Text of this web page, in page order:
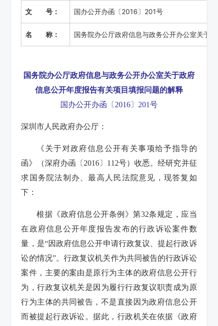
文 号： 国办公开办函〔2016〕201号
名 称： 国务院办公厅政府信息与政务公开办公室关于
国务院办公厅政府信息与政务公开办公室关于政府
信息公开年度报告有关项目填报问题的解释
国办公开办函〔2016〕201号
深圳市人民政府办公厅：
《关于对政府信息公开有关事项给予指导的
函》（深府办函〔2016〕112号）收悉。经研究并征
求国务院法制办、最高人民法院意见，现答复如
下：
根据《政府信息公开条例》第32条规定，应当
在政府信息公开年度报告发布的行政诉讼案件数
量，是“因政府信息公开申请行政复议、提起行政诉
讼的情况”。行政复议机关作为共同被告的行政诉讼
案件，主要的案由是原行为主体的政府信息公开行
为，行政复议机关是因为履行行政复议职责成为原
行为主体的共同被告，不是直接因为政府信息公开
而被提起行政诉讼。据此，行政机关在依据《政府